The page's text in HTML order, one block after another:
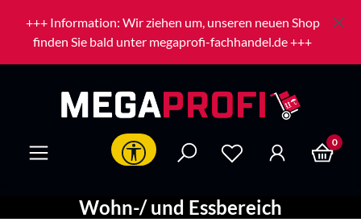
Zum Hauptinhalt springen
+++ Information: Wir ziehen um, unseren neuen Shop
finden Sie bald unter megaprofi-fachhandel.de +++
Werkzeugleiste anzeigen 0
Wohn-/ und Essbereich